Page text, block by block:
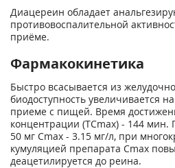
Диацереин обладает
противовоспалительной
приёме.
Фармакокинетика
Быстро всасывается из
биодоступность увеличивается
приеме с пищей. Время
концентрации (TCmax) - 144
50 мг Сmах - 3.15 мг/л, при
кумуляцией препарата Сmах
деацетилируется до реина.